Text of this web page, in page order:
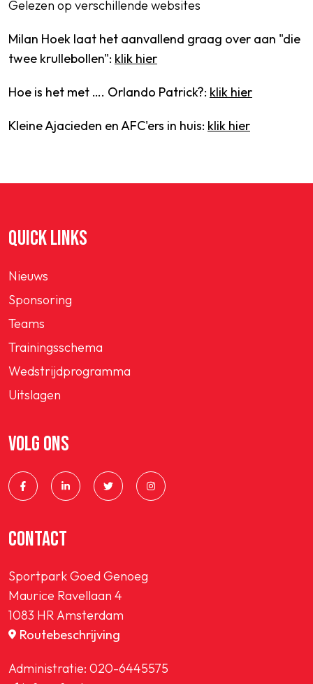
Gelezen op verschillende websites
Milan Hoek laat het aanvallend graag over aan "die
twee krullebollen": klik hier
Hoe is het met …. Orlando Patrick?: klik hier
Kleine Ajacieden en AFC'ers in huis: klik hier
QUICK LINKS
Nieuws
Sponsoring
Teams
Trainingsschema
Wedstrijdprogramma
Uitslagen
VOLG ONS
CONTACT
Sportpark Goed Genoeg
Maurice Ravellaan 4
1083 HR Amsterdam
Routebeschrijving
Administratie: 020-6445575